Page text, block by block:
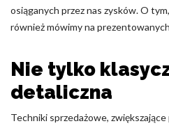
osiąganych przez nas zysków. O
również mówimy na
Nie tylko
detaliczna
Techniki sprzedażowe, zwiększające